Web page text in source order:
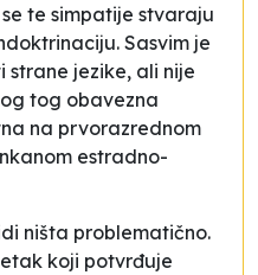
te simpatije stvaraju
Sasvim je
jezike, ali nije
tog obavezna
na prvorazrednom
estradno-
ništa problematično.
koji potvrđuje